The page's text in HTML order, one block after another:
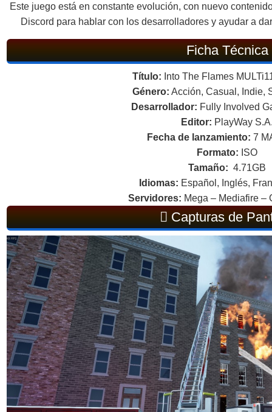
Este juego está en constante evolución, con nuevo
Discord para hablar con los desarrolladores y ayudar a
Ficha Técnica
Título: Into The Flames
Género: Acción, Casual, Indie,
Desarrollador: Fully Involved
Editor: PlayWay
Fecha de lanzamiento: 7
Formato: ISO
Tamaño: 4.71GB
Idiomas: Español, Inglés,
Servidores: Mega – Mediafire –
Capturas de